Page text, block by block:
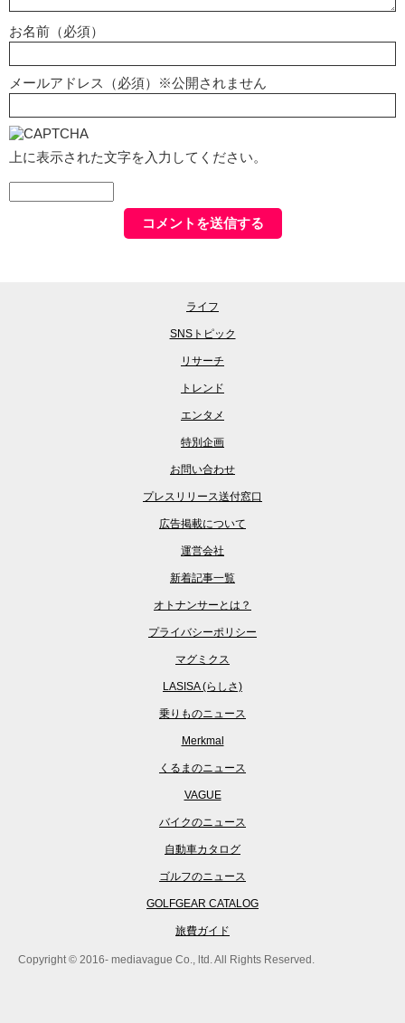
お名前（必須）
メールアドレス（必須）※公開されません
上に表示された文字を入力してください。
ライフ
SNSトピック
リサーチ
トレンド
エンタメ
特別企画
お問い合わせ
プレスリリース送付窓口
広告掲載について
運営会社
新着記事一覧
オトナンサーとは？
プライバシーポリシー
マグミクス
LASISA (らしさ)
乗りものニュース
Merkmal
くるまのニュース
VAGUE
バイクのニュース
自動車カタログ
ゴルフのニュース
GOLFGEAR CATALOG
旅費ガイド
Copyright © 2016- mediavague Co., ltd. All Rights Reserved.